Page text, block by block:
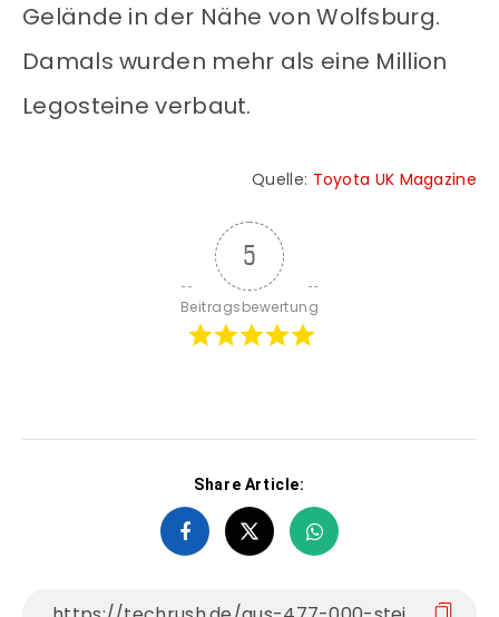
Gelände in der Nähe von Wolfsburg.
Damals wurden mehr als eine Million
Legosteine verbaut.
Quelle: Toyota UK Magazine
5
Beitragsbewertung
Share Article: